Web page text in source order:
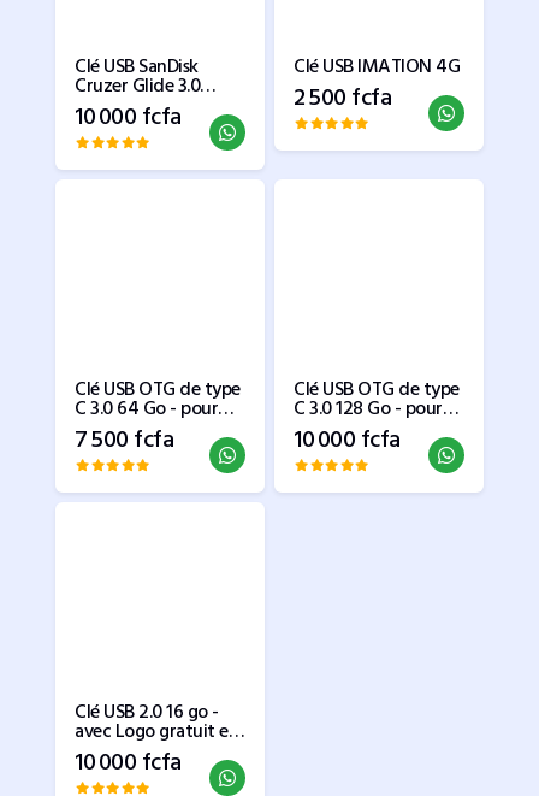
Clé USB SanDisk
Cruzer Glide 3.0
64GB
10 000 fcfa
Clé USB IMATION 4G
2 500 fcfa
Clé USB OTG de type
C 3.0 64 Go - pour
ordinateur portable
PC Android
7 500 fcfa
Clé USB OTG de type
C 3.0 128 Go - pour
ordinateur portable
PC Android
10 000 fcfa
Clé USB 2.0 16 go -
avec Logo gratuit en
bois
10 000 fcfa